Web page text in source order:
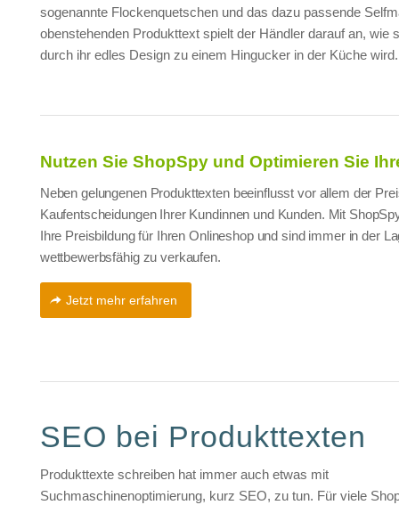
sogenannte Flockenquetschen und das dazu passende
obenstehenden Produkttext spielt der Händler darauf an, wie
durch ihr edles Design zu einem Hingucker in der Küche wird.
Nutzen Sie ShopSpy und Optimieren Sie
Neben gelungenen Produkttexten beeinflusst vor allem der
Kaufentscheidungen Ihrer Kundinnen und Kunden. Mit
Ihre Preisbildung für Ihren Onlineshop und sind immer in der
wettbewerbsfähig zu verkaufen.
Jetzt mehr erfahren
SEO bei Produkttexten
Produkttexte schreiben hat immer auch etwas mit
Suchmaschinenoptimierung, kurz SEO, zu tun. Für viele